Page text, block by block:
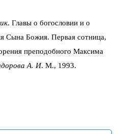
. Главы о богословии и о
Сына Божия. Первая сотница,
преподобного Максима
А. И. М., 1993.